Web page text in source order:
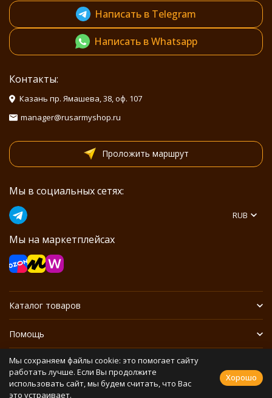
Написать в Telegram
Написать в Whatsapp
Контакты:
Казань пр. Ямашева, 38, оф. 107
manager@rusarmyshop.ru
Проложить маршрут
Мы в социальных сетях:
Мы на маркетплейсах
RUB
Каталог товаров
Помощь
Информация
Мы сохраняем файлы cookie: это помогает сайту
работать лучше. Если Вы продолжите
использовать сайт, мы будем считать, что Вас
это устраивает.
Хорошо